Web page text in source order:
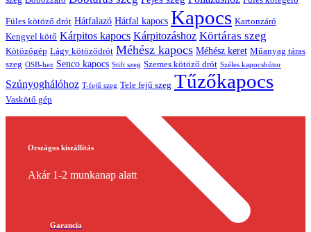
Füles kötöző drót Hátfalazó Hátfal kapocs Kapocs Kartonzáró
Kengyel kötő Kárpitos kapocs Kárpitozáshoz Körtáras szeg
Kötözőgép Lágy kötöződrót Méhész kapocs Méhész keret Műanyag táras
szeg OSB-hez Senco kapocs Stift szeg Szemes kötöző drót Széles kapocsbútor
Szúnyoghálóhoz T-fejű szeg Tele fejű szeg Tűzőkapocs
Vaskötő gép
Országos kiszállítás
Akár 1-2 munkanap alatt
Garancia